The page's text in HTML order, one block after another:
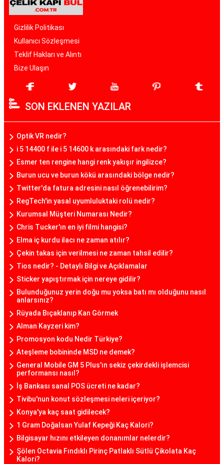
Gizlilik Politikası
Kullanıcı Sözleşmesi
Teklif Hakları ve Alıntı
Bize Ulaşın
SON EKLENEN YAZILAR
Optik VR nedir?
i 5 14400 f ile i 5 14600 k arasındaki fark nedir?
Esmer ten rengine hangi renk yakışır ingilizce?
Burun ucu ve burun kökü arasındaki bölge nedir?
Twitter'da fatura adresini nasıl öğrenebilirim?
RegTech'in yasal uyumluluktaki rolü nedir?
Kurumsal Müşteri Numarası Nedir?
Chris Tucker'ın en iyi filmi hangisi?
Elma iç kurdu ilacı ne zaman atılır?
Çekin takas için verilmesi ne zaman tahsil edilir?
Tios nedir? - Detaylı Bilgi ve Açıklamalar
Sticker yapıştırmak için nereye gidilir?
Bulunduğunuz yerin doğu mu yoksa batı mı olduğunu nasıl
anlarsınız?
Rüyada Bıçaklanıp Kan Görmek
Alman Kayzeri kim?
Promosyon kodu Nedir Türkiye?
Ateşleme bobininde MSD ne demek?
General Mobile GM 5 Plus'ın sekiz çekirdekli işlemcisi
performansı nasıl?
İş Bankası sanal POS ücreti ne kadar?
Tivibu'nun konut sözleşmesi neleri içeriyor?
Konya'ya kaç saat gidilecek?
1 Gram Doğalsan Yulaf Kepeği Kaç Kalori?
Bilgisayar hızını etkileyen donanımlar nelerdir?
Şölen Octavia Fındıklı Pirinç Patlaklı Sütlü Çikolata Kaç
Kalori?